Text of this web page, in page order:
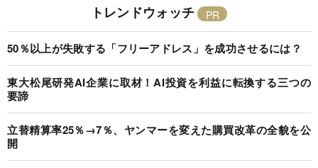
トレンドウォッチ
50％以上が失敗する「フリーアドレス」を成功させるには？
東大松尾研発AI企業に取材！AI投資を利益に転換する三つの
要諦
立替精算率25％→7％、ヤンマーを変えた購買改革の全貌を公
開